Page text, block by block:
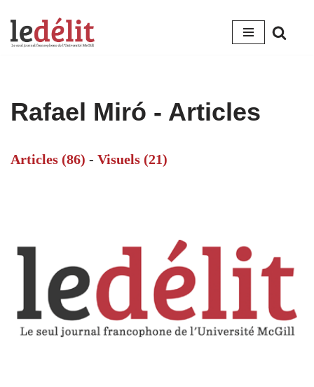
Aller
Rafael Miró - Articles
Articles (86) - Visuels (21)